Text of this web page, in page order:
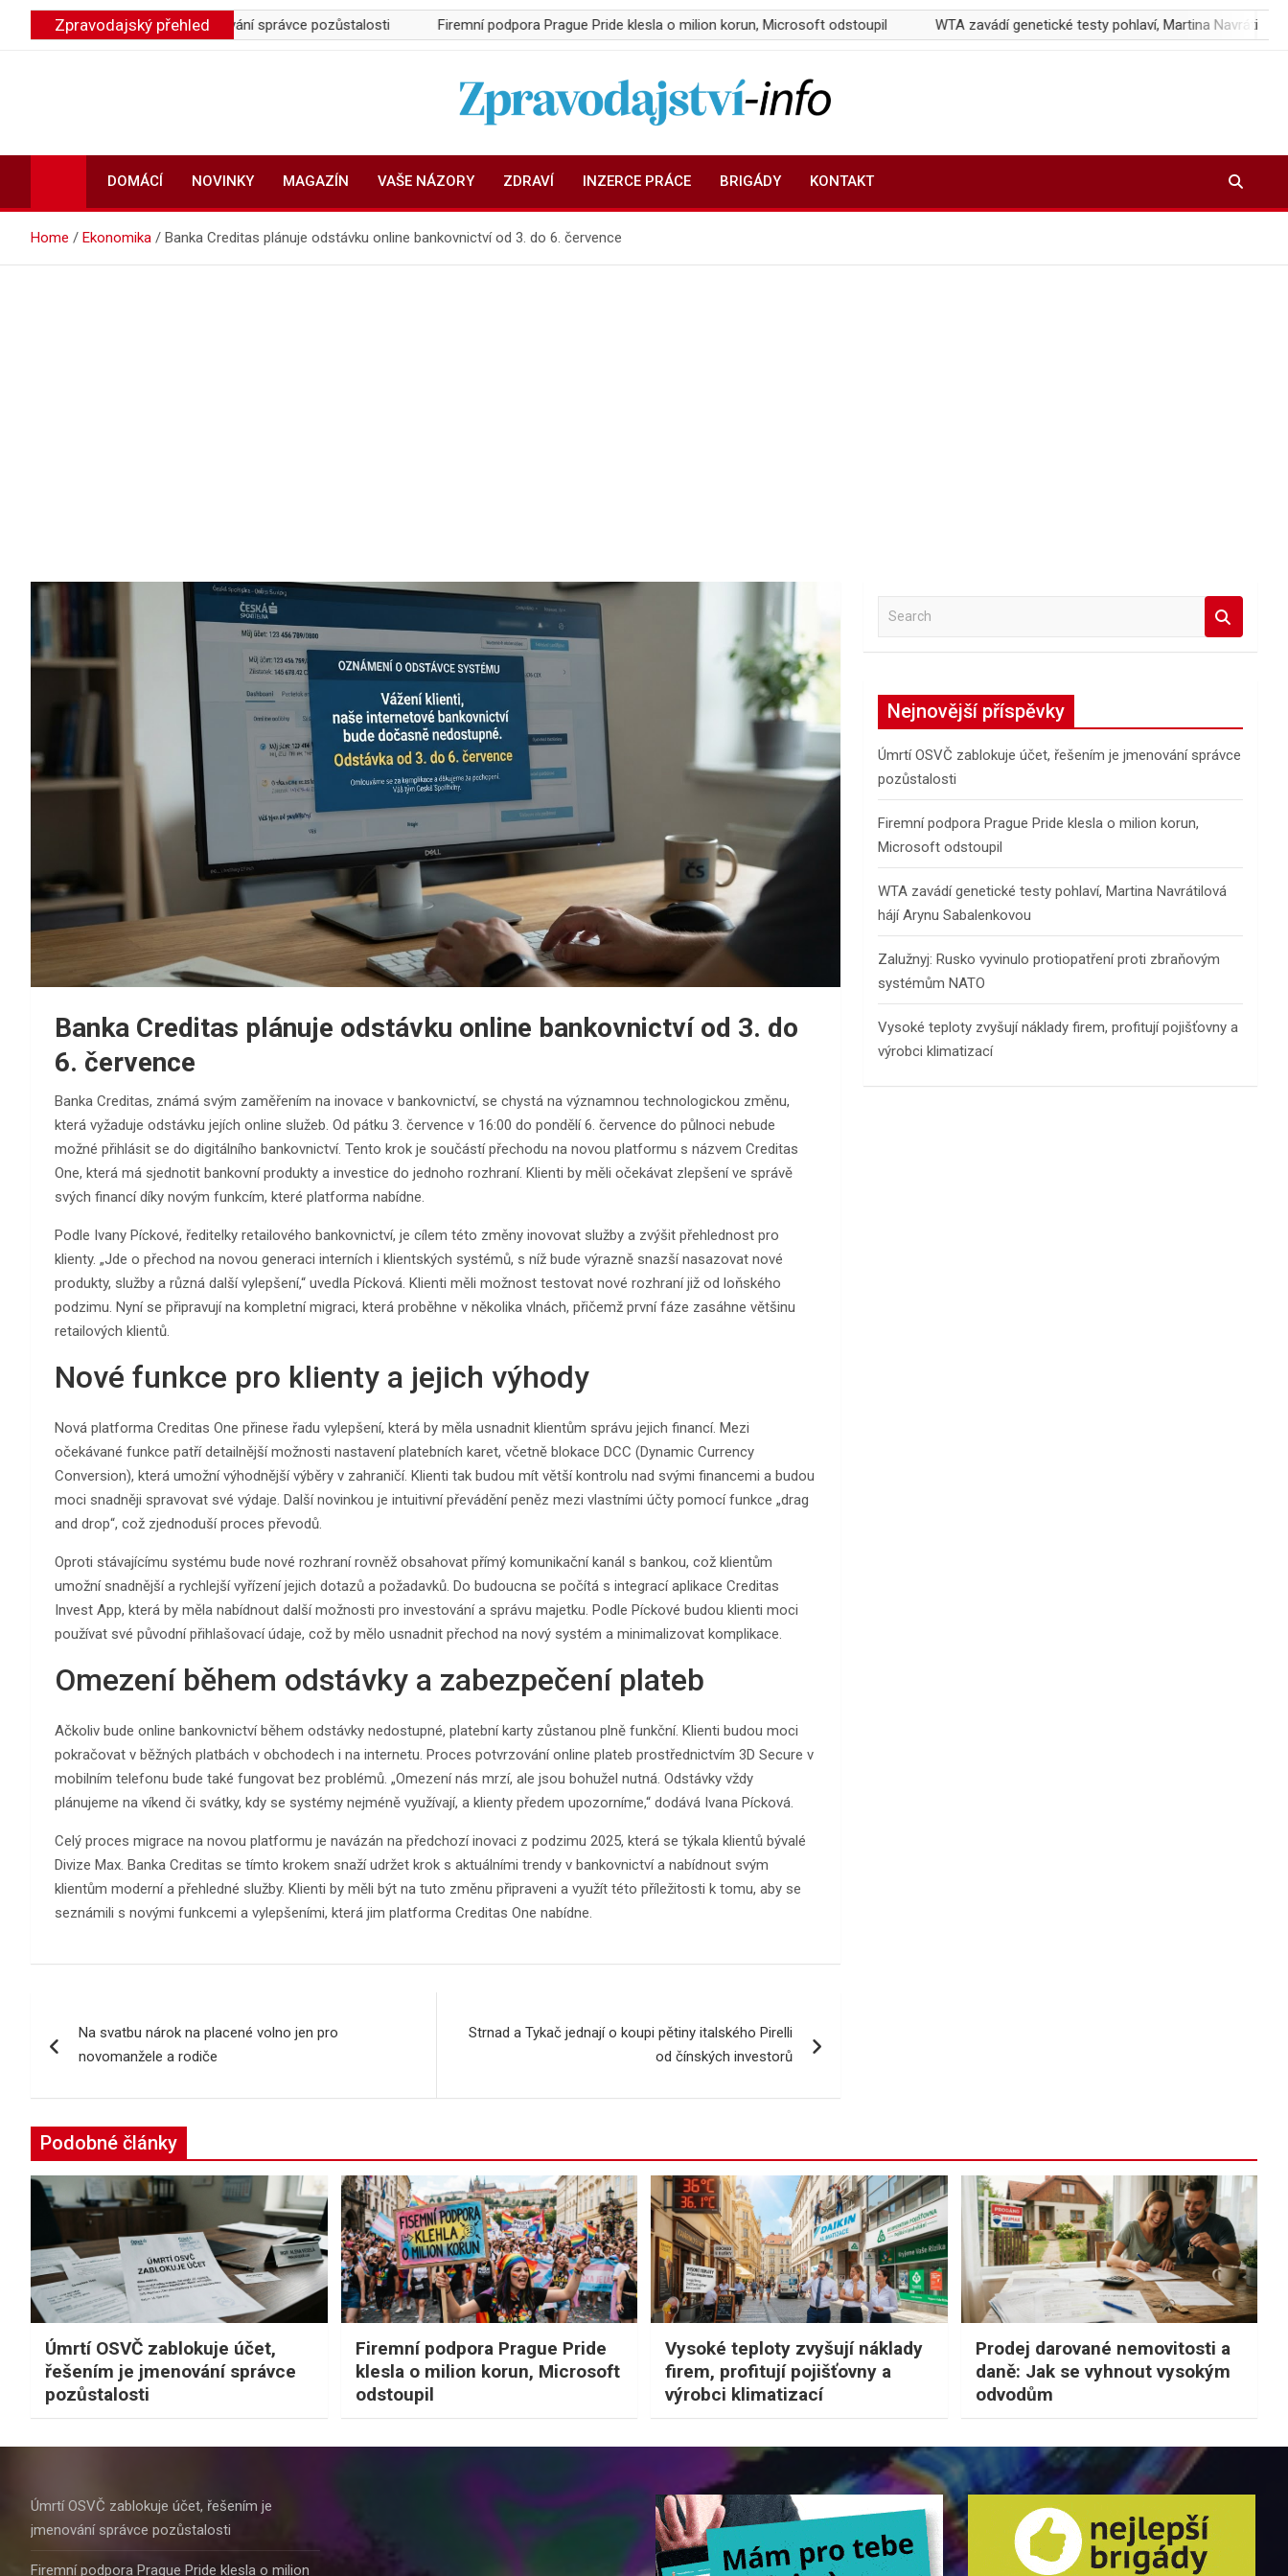
Zpravodajský přehled
účet, řešením je jmenování správce pozůstalosti Firemní podpora Prague Pride klesla o milion korun, Microsoft odstoupil WTA zavádí genetické testy pohlaví, Martina Navrátilová hájí
Zpravodajství-info.cz
DOMÁCÍ NOVINKY MAGAZÍN VAŠE NÁZORY ZDRAVÍ INZERCE PRÁCE BRIGÁDY KONTAKT
Home Ekonomika Banka Creditas plánuje odstávku online bankovnictví od 3. do 6. července
Banka Creditas plánuje odstávku online bankovnictví od 3. do
6. července
Banka Creditas, známá svým zaměřením na inovace v bankovnictví, se chystá na významnou technologickou změnu,
která vyžaduje odstávku jejích online služeb. Od pátku 3. července v 16:00 do pondělí 6. července do půlnoci nebude
možné přihlásit se do digitálního bankovnictví. Tento krok je součástí přechodu na novou platformu s názvem Creditas
One, která má sjednotit bankovní produkty a investice do jednoho rozhraní. Klienti by měli očekávat zlepšení ve správě
svých financí díky novým funkcím, které platforma nabídne.
Podle Ivany Píckové, ředitelky retailového bankovnictví, je cílem této změny inovovat služby a zvýšit přehlednost pro
klienty. „Jde o přechod na novou generaci interních i klientských systémů, s níž bude výrazně snazší nasazovat nové
produkty, služby a různá další vylepšení,“ uvedla Pícková. Klienti měli možnost testovat nové rozhraní již od loňského
podzimu. Nyní se připravují na kompletní migraci, která proběhne v několika vlnách, přičemž první fáze zasáhne většinu
retailových klientů.
Nové funkce pro klienty a jejich výhody
Nová platforma Creditas One přinese řadu vylepšení, která by měla usnadnit klientům správu jejich financí. Mezi
očekávané funkce patří detailnější možnosti nastavení platebních karet, včetně blokace DCC (Dynamic Currency
Conversion), která umožní výhodnější výběry v zahraničí. Klienti tak budou mít větší kontrolu nad svými financemi a budou
moci snadněji spravovat své výdaje. Další novinkou je intuitivní převádění peněz mezi vlastními účty pomocí funkce „drag
and drop“, což zjednoduší proces převodů.
Oproti stávajícímu systému bude nové rozhraní rovněž obsahovat přímý komunikační kanál s bankou, což klientům
umožní snadnější a rychlejší vyřízení jejich dotazů a požadavků. Do budoucna se počítá s integrací aplikace Creditas
Invest App, která by měla nabídnout další možnosti pro investování a správu majetku. Podle Píckové budou klienti moci
používat své původní přihlašovací údaje, což by mělo usnadnit přechod na nový systém a minimalizovat komplikace.
Omezení během odstávky a zabezpečení plateb
Ačkoliv bude online bankovnictví během odstávky nedostupné, platební karty zůstanou plně funkční. Klienti budou moci
pokračovat v běžných platbách v obchodech i na internetu. Proces potvrzování online plateb prostřednictvím 3D Secure v
mobilním telefonu bude také fungovat bez problémů. „Omezení nás mrzí, ale jsou bohužel nutná. Odstávky vždy
plánujeme na víkend či svátky, kdy se systémy nejméně využívají, a klienty předem upozorníme,“ dodává Ivana Pícková.
Celý proces migrace na novou platformu je navázán na předchozí inovaci z podzimu 2025, která se týkala klientů bývalé
Divize Max. Banka Creditas se tímto krokem snaží udržet krok s aktuálními trendy v bankovnictví a nabídnout svým
klientům moderní a přehledné služby. Klienti by měli být na tuto změnu připraveni a využít této příležitosti k tomu, aby se
seznámili s novými funkcemi a vylepšeními, která jim platforma Creditas One nabídne.
pro
příspěvek
Na svatbu nárok na placené volno jen pro
novomanžele a rodiče
Strnad a Tykač jednají o koupi pětiny italského Pirelli
od čínských investorů
a
h
Nejnovější příspěvky
Úmrtí OSVČ zablokuje účet, řešením je jmenování správce
pozůstalosti
Firemní podpora Prague Pride klesla o milion korun,
Microsoft odstoupil
WTA zavádí genetické testy pohlaví, Martina Navrátilová
hájí Arynu Sabalenkovou
Zalužnyj: Rusko vyvinulo protiopatření proti zbraňovým
systémům NATO
Vysoké teploty zvyšují náklady firem, profitují pojišťovny a
výrobci klimatizací
Podobné články
Úmrtí OSVČ zablokuje účet,
řešením je jmenování správce
pozůstalosti
Firemní podpora Prague Pride
klesla o milion korun, Microsoft
odstoupil
Vysoké teploty zvyšují náklady
firem, profitují pojišťovny a
výrobci klimatizací
Prodej darované nemovitosti a
daně: Jak se vyhnout vysokým
odvodům
Úmrtí OSVČ zablokuje účet, řešením je
jmenování správce pozůstalosti
Firemní podpora Prague Pride klesla o milion